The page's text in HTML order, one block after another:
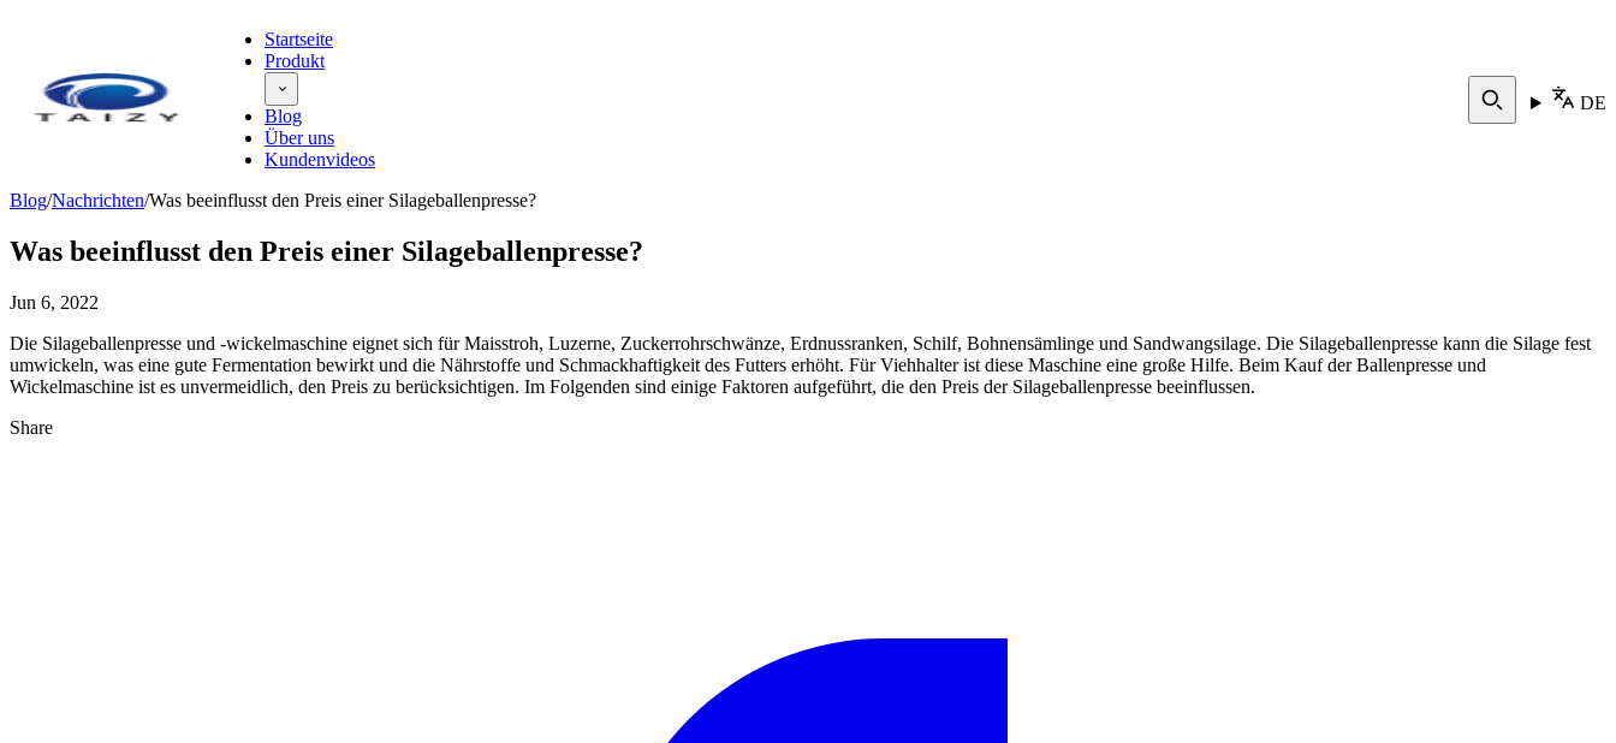
Startseite
Produkt
Blog
Über uns
Kundenvideos
DE
Blog/Nachrichten/Was beeinflusst den Preis einer Silageballenpresse?
Was beeinflusst den Preis einer Silageballenpresse?
Jun 6, 2022
Die Silageballenpresse und -wickelmaschine eignet sich für Maisstroh, Luzerne, Zuckerrohrschwänze, Erdnussranken, Schilf, Bohnensämlinge und Sandwangsilage. Die Silageballenpresse kann die Silage fest
umwickeln, was eine gute Fermentation bewirkt und die Nährstoffe und Schmackhaftigkeit des Futters erhöht. Für Viehhalter ist diese Maschine eine große Hilfe. Beim Kauf der Ballenpresse und
Wickelmaschine ist es unvermeidlich, den Preis zu berücksichtigen. Im Folgenden sind einige Faktoren aufgeführt, die den Preis der Silageballenpresse beeinflussen.
Share